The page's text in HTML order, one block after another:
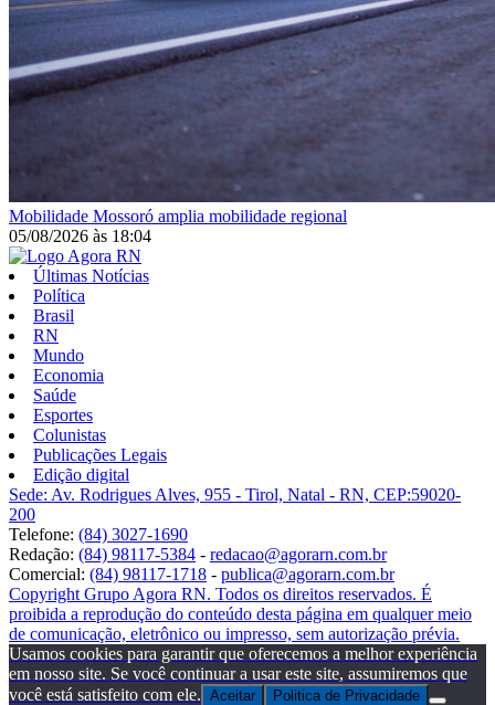
Mobilidade Mossoró amplia mobilidade regional
05/08/2026 às 18:04
Últimas Notícias
Política
Brasil
RN
Mundo
Economia
Saúde
Esportes
Colunistas
Publicações Legais
Edição digital
Sede: Av. Rodrigues Alves, 955 - Tirol, Natal - RN, CEP:59020-
200
Telefone: (84) 3027-1690
Redação: (84) 98117-5384 - redacao@agorarn.com.br
Comercial: (84) 98117-1718 - publica@agorarn.com.br
Copyright Grupo Agora RN. Todos os direitos reservados. É
proibida a reprodução do conteúdo desta página em qualquer meio
de comunicação, eletrônico ou impresso, sem autorização prévia.
Usamos cookies para garantir que oferecemos a melhor experiência
em nosso site. Se você continuar a usar este site, assumiremos que
você está satisfeito com ele. Aceitar Politica de Privacidade